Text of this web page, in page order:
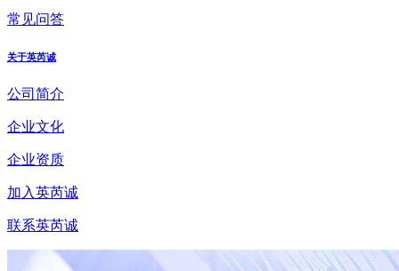
常见问答
关于英芮诚
公司简介
企业文化
企业资质
加入英芮诚
联系英芮诚